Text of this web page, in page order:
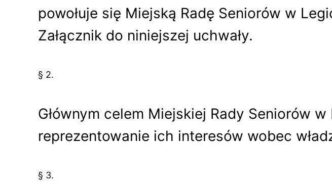
powołuje się Miejską Radę Seniorów w
Załącznik do niniejszej uchwały.
§ 2.
Głównym celem Miejskiej Rady Seniorów
reprezentowanie ich interesów wobec
§ 3.